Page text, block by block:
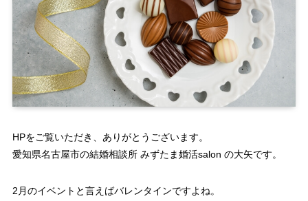
HPをご覧いただき、ありがとうございます。
愛知県名古屋市の結婚相談所 みずたま婚活salon の大矢です。
2月のイベントと言えばバレンタインですよね。